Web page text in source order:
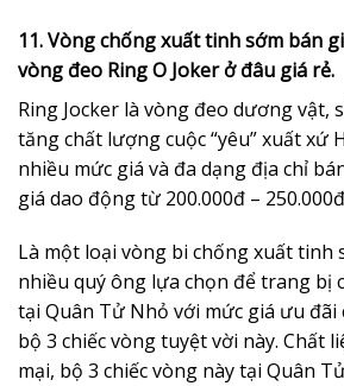
11. Vòng chống xuất tinh sớm bán
vòng đeo Ring O Joker ở đâu giá rẻ.
Ring Jocker là vòng đeo dương vật,
tăng chất lượng cuộc “yêu” xuất xứ
nhiều mức giá và đa dạng địa chỉ
giá dao động từ 200.000đ –
Là một loại vòng bi chống xuất tinh
nhiều quý ông lựa chọn để trang bị
tại Quân Tử Nhỏ với mức giá ưu đãi
bộ 3 chiếc vòng tuyệt vời này. Chất
mại, bộ 3 chiếc vòng này tại Quân